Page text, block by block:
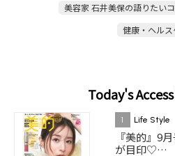
美容家 石井美保の語りたい
健康・ヘルス
Today's
1 Life Style
『美的』9
が目印♡…